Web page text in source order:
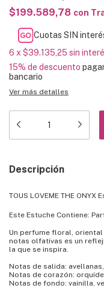
$199.589,78 con
Cuotas SIN
6 x $39.135,25 sin
15% de descuento
bancario
Ver más detalles
Descripción
TOUS LOVEME THE ONYX
Este Estuche Contiene:
Un perfume floral,
notas olfativas es un
la que se inspira.
Notas de salida:
Notas de corazón:
Notas de fondo: vainilla,